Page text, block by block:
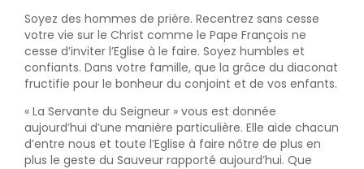
Soyez des hommes de prière. Recentrez sans cesse
votre vie sur le Christ comme le Pape François ne
cesse d’inviter l’Eglise à le faire. Soyez humbles et
confiants. Dans votre famille, que la grâce du diaconat
fructifie pour le bonheur du conjoint et de vos enfants.
« La Servante du Seigneur » vous est donnée
aujourd’hui d’une manière particulière. Elle aide chacun
d’entre nous et toute l’Eglise à faire nôtre de plus en
plus le geste du Sauveur rapporté aujourd’hui. Que